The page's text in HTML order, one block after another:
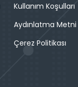
Kullanım Koşulları
Aydınlatma Metni
Çerez Politikası